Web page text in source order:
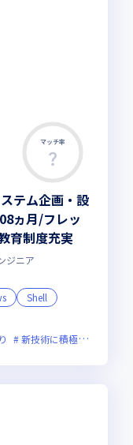
マッチ率
テム企画・設
ヵ月/フレッ
育制度充実
ジニア
Shell
新技術に積極的